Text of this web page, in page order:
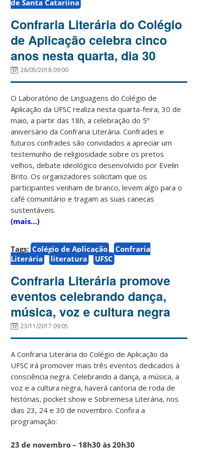
de Santa Catariina
Confraria Literária do Colégio
de Aplicação celebra cinco
anos nesta quarta, dia 30
28/05/2018 09:00
O Laboratório de Linguagens do Colégio de
Aplicação da UFSC realiza nesta quarta-feira, 30 de
maio, a partir das 18h, a celebração do 5º
aniversário da Confraria Literária. Confrades e
futuros confrades são convidados a apreciar um
testemunho de religiosidade sobre os pretos
velhos, debate ideológico desenvolvido por Evelin
Brito. Os organizadores solicitam que os
participantes venham de branco, levem algo para o
café comunitário e tragam as suas canecas
sustentáveis.
(mais…)
Tags: Colégio de Aplicação
Confraria
Literária
literatura UFSC
Confraria Literária promove
eventos celebrando dança,
música, voz e cultura negra
23/11/2017 09:05
A Confraria Literária do Colégio de Aplicação da
UFSC irá promover mais três eventos dedicados à
consciência negra. Celebrando a dança, a música, a
voz e a cultura negra, haverá cantoria de roda de
histórias, pocket show e Sobremesa Literária, nos
dias 23, 24 e 30 de novembro. Confira a
programação:
23 de novembro – 18h30 às 20h30